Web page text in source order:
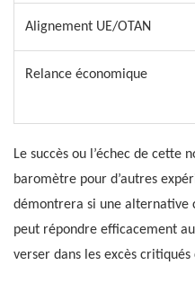
Alignement UE/OTAN
Relance économique
Le succès ou l’échec de cette
baromètre pour d’autres
démontrera si une alternative
peut répondre efficacement
verser dans les excès critiqués